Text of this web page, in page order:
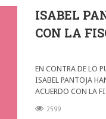
ISABEL
CON LA
EN CONTRA DE LO
ISABEL PANTOJA
ACUERDO CON LA
2599